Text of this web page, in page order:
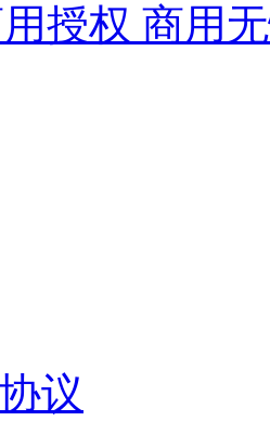
授权 商用
议